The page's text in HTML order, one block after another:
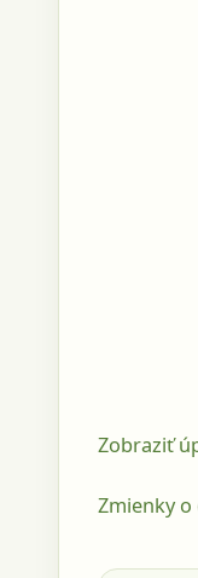
Zobraziť
Zmienky